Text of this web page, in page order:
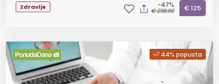
Zdravlje -47%
€ 238,90 € 125
44% popusta